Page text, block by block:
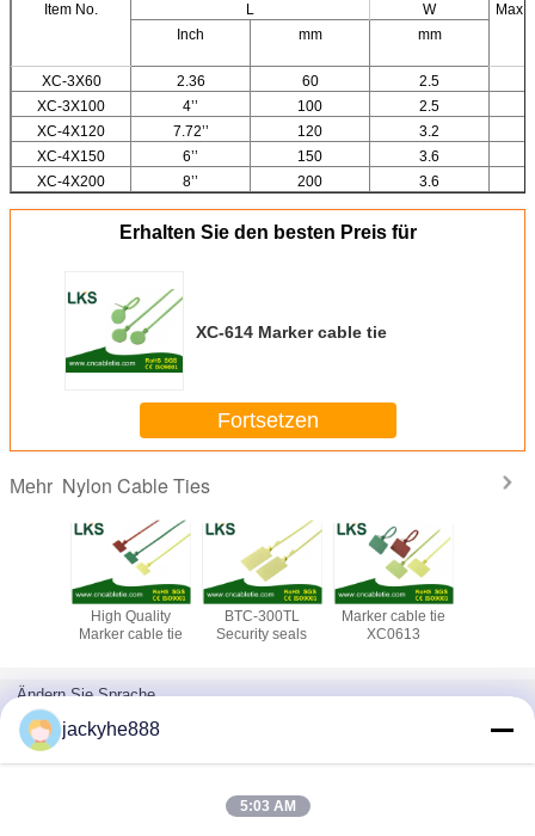
Item No. L W
Max
Inch mm mm
XC-3X60 2.36 60
2.5
XC-3X100
4’’ 100
2.5
XC-4X120
7.72’’ 120
3.2
XC-4X150
6’’ 150
3.6
XC-4X200
8’’ 200 3.6
Erhalten Sie den besten Preis für
XC-614 Marker cable tie
Fortsetzen
Mehr Nylon Cable Ties
High Quality
Marker cable tie
BTC-300TL
Security seals
Marker cable tie
XC0613
Ändern Sie Sprache
Germanjackyhe888
5:03 AM